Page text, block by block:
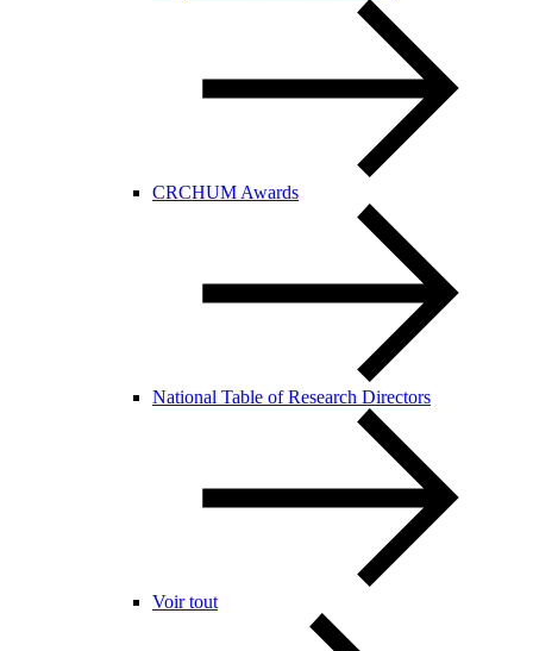
CRCHUM Awards
National Table of Research Directors
Voir tout